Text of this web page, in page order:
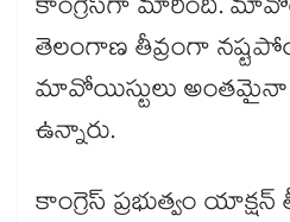
కాంగ్రెస్‌గా మారింది.
తెలంగాణ తీవ్రంగా
మావోయిస్టులు
ఉన్నారు.
కాంగ్రెస్ ప్రభుత్వం